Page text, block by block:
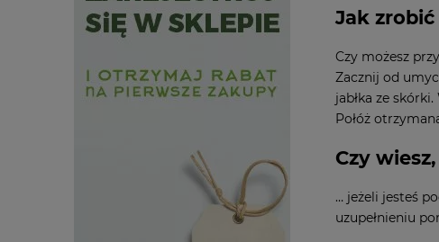
Jak
Czy możesz
Zacznij od
jabłka ze
Połóż
Czy
… jeżeli jesteś
uzupełnieniu